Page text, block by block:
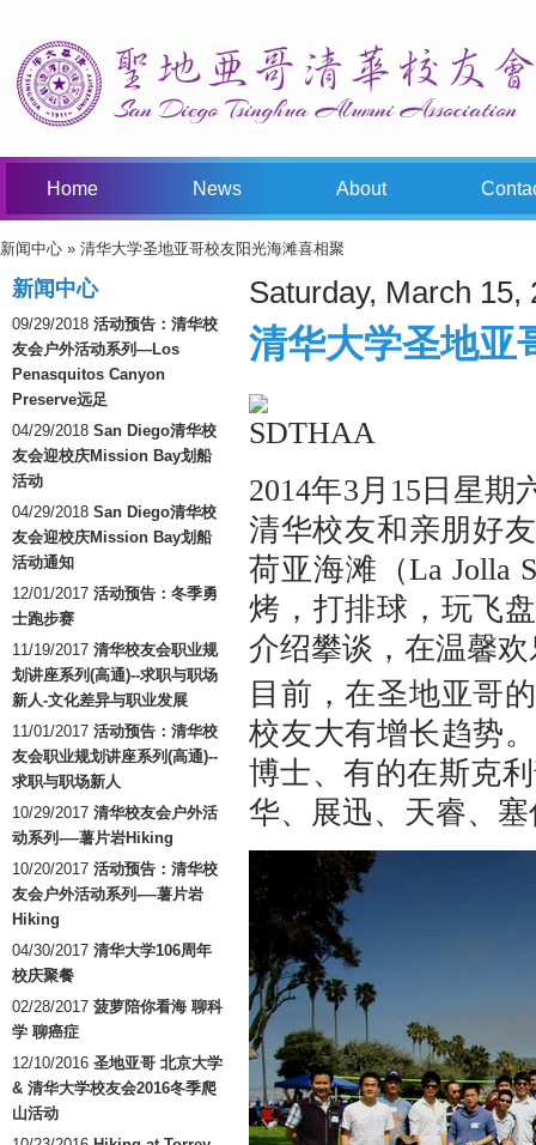
Home News About
You Are Here
新闻中心 » 清华大学圣地亚哥校友阳光海滩喜相聚
新闻中心
09/29/2018 活动预告：清华校
友会户外活动系列—Los
Penasquitos Canyon
Preserve远足
04/29/2018 San Diego清华校
友会迎校庆Mission Bay划船
活动
04/29/2018 San Diego清华校
友会迎校庆Mission Bay划船
活动通知
12/01/2017 活动预告：冬季勇
士跑步赛
11/19/2017 清华校友会职业规
划讲座系列(高通)--求职与职场
新人-文化差异与职业发展
11/01/2017 活动预告：清华校
友会职业规划讲座系列(高通)--
求职与职场新人
10/29/2017 清华校友会户外活
动系列-—薯片岩Hiking
10/20/2017 活动预告：清华校
友会户外活动系列-—薯片岩
Hiking
04/30/2017 清华大学106周年
校庆聚餐
02/28/2017 菠萝陪你看海 聊科
学 聊癌症
12/10/2016 圣地亚哥 北京大学
& 清华大学校友会2016冬季爬
山活动
Saturday, March 15,
清华大学圣地亚
2014年3月15日星
清华校友和亲朋好
荷亚海滩（La Jolla
烤，打排球，玩飞
介绍攀谈，在温馨
目前，在圣地亚哥
校友大有增长趋势
博士、有的在斯克
华、展迅、天睿、